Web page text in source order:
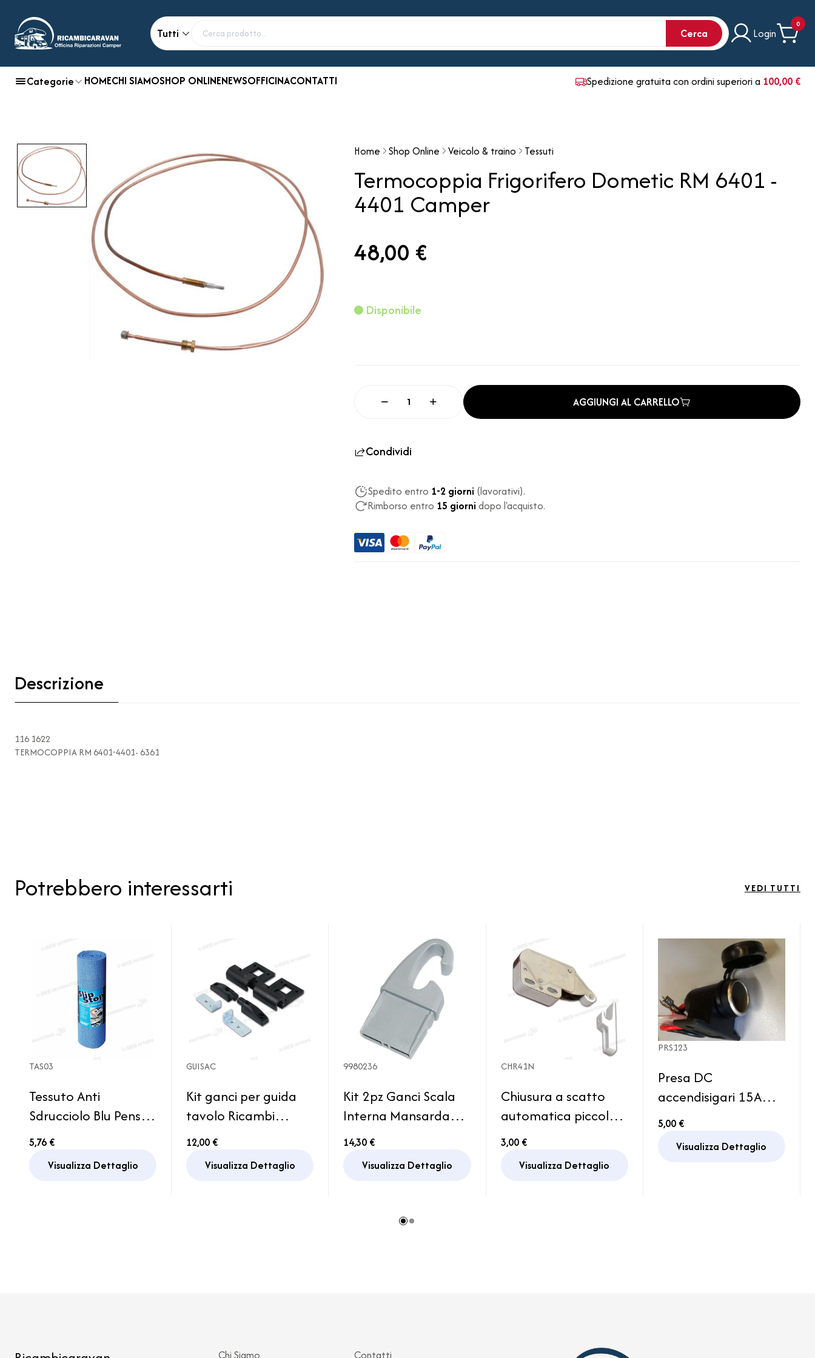
Tutti Cerca Login
0
Categorie HOMECHI SIAMOSHOP ONLINENEWSOFFICINACONTATTI Spedizione gratuita con ordini superiori a 100,00 €
Home Shop Online Veicolo & traino Tessuti
Termocoppia Frigorifero Dometic RM 6401 -
4401 Camper
48,00 €
Disponibile
AGGIUNGI AL CARRELLO
Condividi
Spedito entro 1-2 giorni (lavorativi).
Rimborso entro 15 giorni dopo l'acquisto.
Descrizione
116 1622
TERMOCOPPIA RM 6401-4401- 6361
Potrebbero interessarti VEDI TUTTI
TAS03
Tessuto Anti
Sdrucciolo Blu Pensile
Armadio Cucina
5,76 €
Visualizza Dettaglio
GUISAC
Kit ganci per guida
tavolo Ricambi
Caravan Camper
12,00 €
Visualizza Dettaglio
9980236
Kit 2pz Ganci Scala
Interna Mansarda
Hymer
14,30 €
Visualizza Dettaglio
CHR41N
Chiusura a scatto
automatica piccola
Armadio Pensile
3,00 €
Visualizza Dettaglio
PRS123
Presa DC
accendisigari 15A
Impermeabile
coperchio per auto
5,00 €
Visualizza Dettaglio
Chi Siamo Contatti